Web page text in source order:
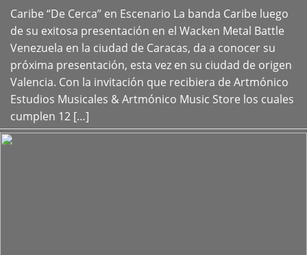
Caribe “De Cerca” en Escenario La banda Caribe luego
de su exitosa presentación en el Wacken Metal Battle
Venezuela en la ciudad de Caracas, da a conocer su
próxima presentación, esta vez en su ciudad de origen
Valencia. Con la invitación que recibiera de Artmónico
Estudios Musicales & Artmónico Music Store los cuales
cumplen 12 […]
+